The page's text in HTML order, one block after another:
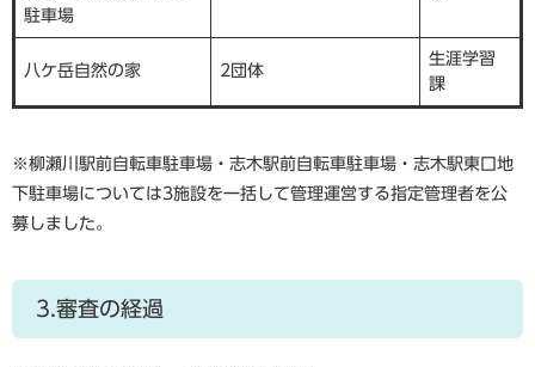
駐車場
八ケ岳自然の家 2団体
生涯学習
課
※柳瀬川駅前自転車駐車場・志木駅前自転車駐車場・志木駅東口地
下駐車場については3施設を一括して管理運営する指定管理者を公
募しました。
3.審査の経過